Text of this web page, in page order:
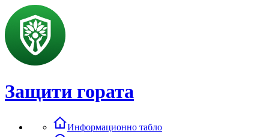
Защити гората
Информационно табло